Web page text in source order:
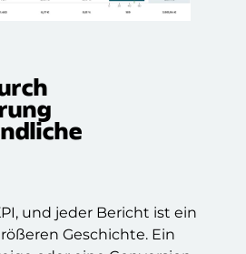
und jeder Bericht ist ein
Geschichte. Ein